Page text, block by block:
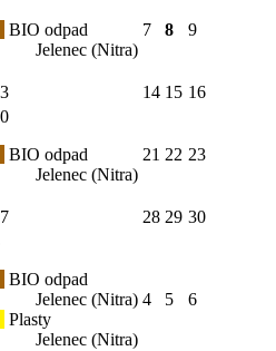
BIO odpad
Jelenec (Nitra)
7 8 9
14 15 16
BIO odpad
Jelenec (Nitra)
21 22 23
28 29 30
BIO odpad
Jelenec (Nitra)
Plasty
Jelenec (Nitra)
4 5 6